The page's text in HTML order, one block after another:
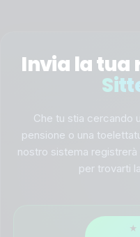
Invia la tua
Che tu stia cercando
pensione o una
nostro sistema
per trovarti